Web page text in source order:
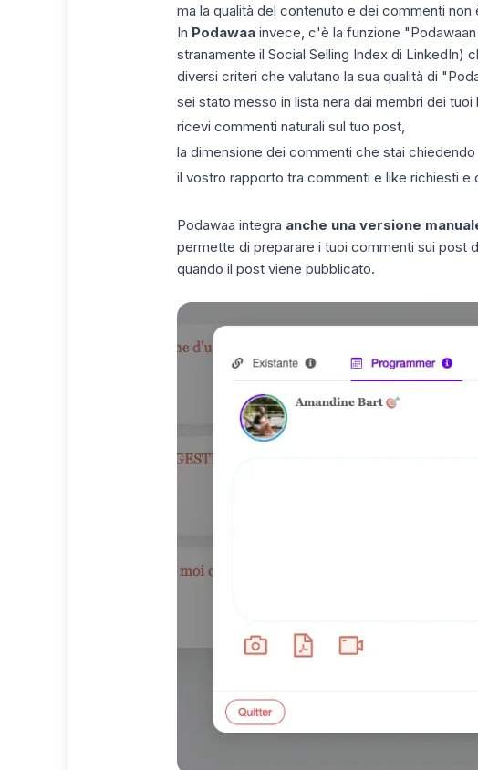
ma la qualità del contenuto e dei commenti
In Podawaainvece, c'è la funzione
stranamente il Social Selling Index di LinkedIn)
diversi criteri che valutano la sua qualità di
sei stato messo in lista nera dai membri dei tuoi
ricevi commenti naturali sul tuo post,
la dimensione dei commenti che stai
il vostro rapporto tra commenti e like richiesti e
Podawaa integra anche una versione
permette di preparare i tuoi commenti sui post
quando il post viene pubblicato.